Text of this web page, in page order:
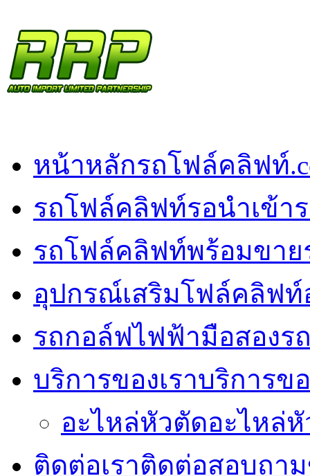
หน้าหลักรถโฟล์คลิฟท์
รถโฟล์คลิฟท์รอนำเข้า
รถโฟล์คลิฟท์พร้อมขาย
อุปกรณ์เสริมโฟล์คลิฟท์
รถกอล์ฟไฟฟ้ามือสองร
บริการของเราบริการข
อะไหล่หัวตัดอะไหล่
ติดต่อเราติดต่อสอบถา